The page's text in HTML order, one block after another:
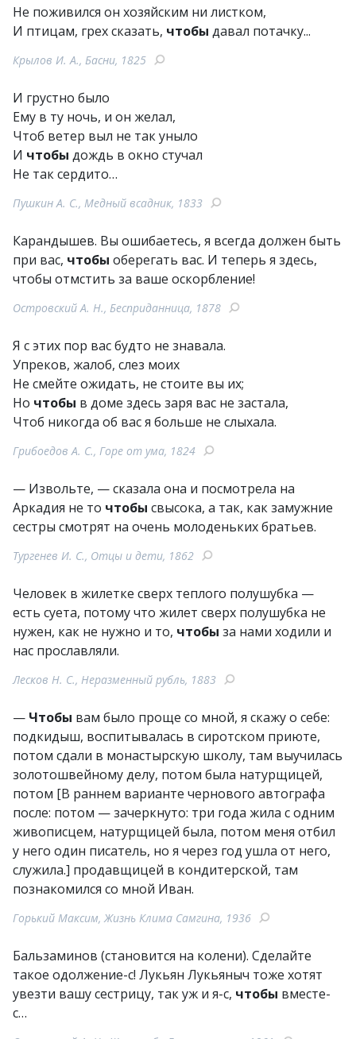
Не поживился он хозяйским ни листком,
И птицам, грех сказать, чтобы давал потачку...
Крылов И. А., Басни, 1825
И грустно было
Ему в ту ночь, и он желал,
Чтоб ветер выл не так уныло
И чтобы дождь в окно стучал
Не так сердито…
Пушкин А. С., Медный всадник, 1833
Карандышев. Вы ошибаетесь, я всегда должен быть
при вас, чтобы оберегать вас. И теперь я здесь,
чтобы отмстить за ваше оскорбление!
Островский А. Н., Бесприданница, 1878
Я с этих пор вас будто не знавала.
Упреков, жалоб, слез моих
Не смейте ожидать, не стоите вы их;
Но чтобы в доме здесь заря вас не застала,
Чтоб никогда об вас я больше не слыхала.
Грибоедов А. С., Горе от ума, 1824
— Извольте, — сказала она и посмотрела на
Аркадия не то чтобы свысока, а так, как замужние
сестры смотрят на очень молоденьких братьев.
Тургенев И. С., Отцы и дети, 1862
Человек в жилетке сверх теплого полушубка —
есть суета, потому что жилет сверх полушубка не
нужен, как не нужно и то, чтобы за нами ходили и
нас прославляли.
Лесков Н. С., Неразменный рубль, 1883
— Чтобы вам было проще со мной, я скажу о себе:
подкидыш, воспитывалась в сиротском приюте,
потом сдали в монастырскую школу, там выучилась
золотошвейному делу, потом была натурщицей,
потом [В раннем варианте чернового автографа
после: потом — зачеркнуто: три года жила с одним
живописцем, натурщицей была, потом меня отбил
у него один писатель, но я через год ушла от него,
служила.] продавщицей в кондитерской, там
познакомился со мной Иван.
Горький Максим, Жизнь Клима Самгина, 1936
Бальзаминов (становится на колени). Сделайте
такое одолжение-с! Лукьян Лукьяныч тоже хотят
увезти вашу сестрицу, так уж и я-с, чтобы вместе-
с…